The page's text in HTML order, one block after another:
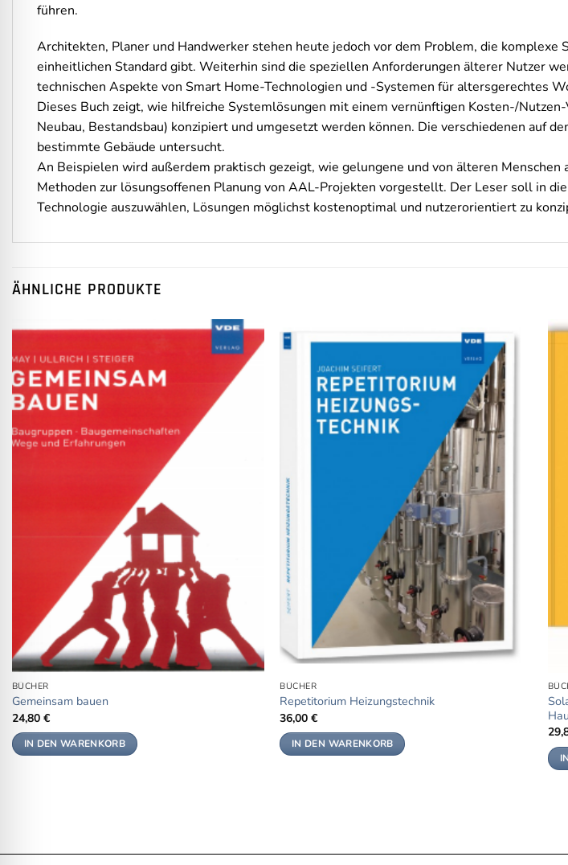
führen.
Architekten, Planer und Handwerker stehen heute jedoch vor dem Problem, die
einheitlichen Standard gibt. Weiterhin sind die speziellen Anforderungen älterer Nutzer
technischen Aspekte von Smart Home-Technologien und -Systemen für altersgerechtes
Dieses Buch zeigt, wie hilfreiche Systemlösungen mit einem vernünftigen Kosten-/
Neubau, Bestandsbau) konzipiert und umgesetzt werden können. Die verschiedenen auf
bestimmte Gebäude untersucht.
An Beispielen wird außerdem praktisch gezeigt, wie gelungene und von älteren
Methoden zur lösungsoffenen Planung von AAL-Projekten vorgestellt. Der Leser soll in
Technologie auszuwählen, Lösungen möglichst kostenoptimal und nutzerorientiert zu
ÄHNLICHE PRODUKTE
Wunschliste
BÜCHER
Gemeinsam bauen
24,80 €
IN DEN WARENKORB
Auf die
Wunschliste
BÜCHER
Repetitorium Heizungstechnik
36,00€
IN DEN WARENKORB